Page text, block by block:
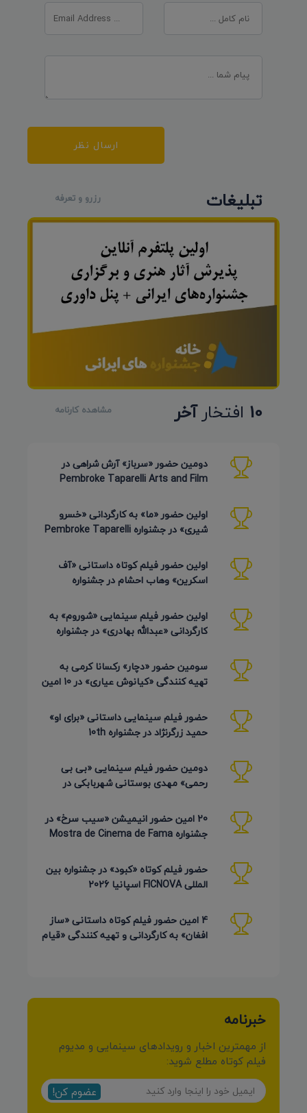
ارسال نظر
تبلیغات رزرو و تعرفه
10 افتخارآخر مشاهده کارنامه
دومین حضور «سرباز» آرش شراهی در
Pembroke Taparelli Arts and Film
اولین حضور «ما» به کارگردانی «خسرو
شیری» در جشنواره Pembroke Taparelli
اولین حضور فیلم کوتاه داستانی «آف
اسکرین» وهاب احشام در جشنواره
اولین حضور فیلم سینمایی «شوروم» به
کارگردانی «عبدالله بهادری» در جشنواره
سومین حضور «دچار» رکسانا کرمی به
تهیه کنندگی «کیانوش عیاری» در 10 امین
حضور فیلم سینمایی داستانی «برای او»
حمید زرگرنژاد در جشنواره 10th
دومین حضور فیلم سینمایی «بی بی
رحمی» مهدی بوستانی شهربابکی در
20 امین حضور انیمیشن «سیب سرخ» در
جشنواره Mostra de Cinema de Fama
حضور فیلم کوتاه «کبود» در جشنواره بین
المللی FICNOVA اسپانیا 2026
4 امین حضور فیلم کوتاه داستانی «ساز
افغان» به کارگردانی و تهیه کنندگی «قیام
خبرنامه
از مهمترین اخبار و رویدادهای سینمایی و مدیوم
فیلم کوتاه مطلع شوید:
عضوم کن!